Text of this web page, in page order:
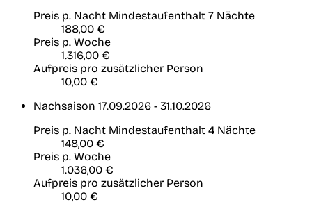
Preis p. Nacht Mindestaufenthalt 7 Nächte
188,00 €
Preis p. Woche
1.316,00 €
Aufpreis pro zusätzlicher Person
10,00 €
Nachsaison 17.09.2026 - 31.10.2026
Preis p. Nacht Mindestaufenthalt 4 Nächte
148,00 €
Preis p. Woche
1.036,00 €
Aufpreis pro zusätzlicher Person
10,00 €